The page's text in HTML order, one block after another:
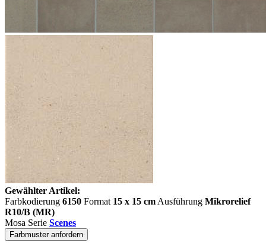
Gewählter Artikel:
Farbkodierung 6150 Format 15 x 15 cm Ausführung Mikrorelief
R10/B (MR)
Mosa Serie Scenes
Farbmuster anfordern